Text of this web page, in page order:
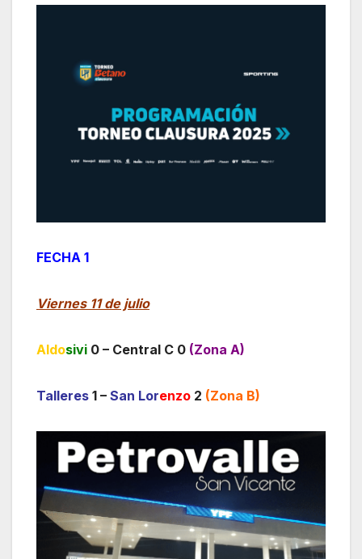
FECHA 1
Viernes 11 de julio
Aldosivi 0 – Central C 0 (Zona A)
Talleres 1 – San Lorenzo 2 (Zona B)